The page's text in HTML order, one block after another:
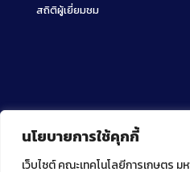
นโยบายการใช้คุกกี้
เว็บไซต์ คณะเทคโนโลยีการเกษตร
สถิติผู้เยี่ยมชม